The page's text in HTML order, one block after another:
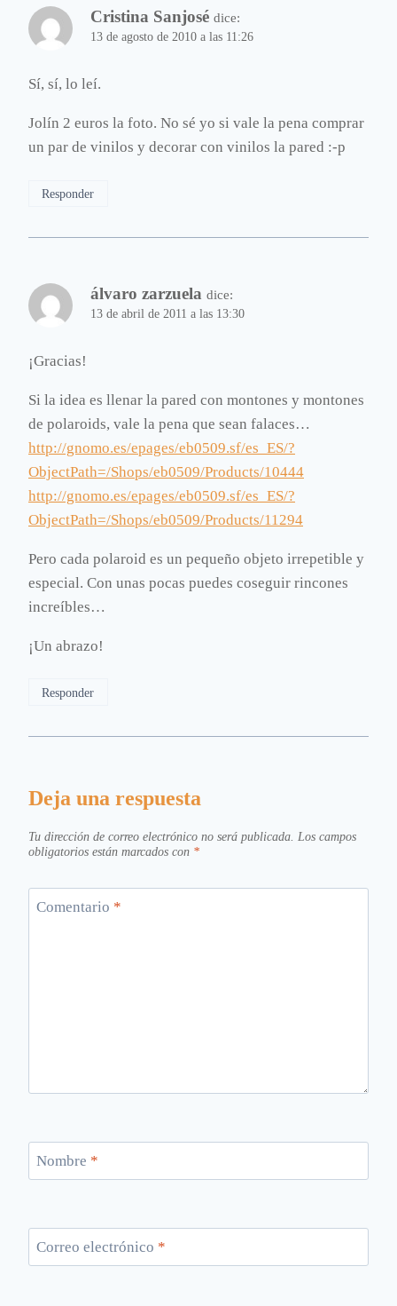
Cristina Sanjosé dice:
13 de agosto de 2010 a las 11:26
Sí, sí, lo leí.
Jolín 2 euros la foto. No sé yo si vale la pena comprar
un par de vinilos y decorar con vinilos la pared :-p
Responder
álvaro zarzuela dice:
13 de abril de 2011 a las 13:30
¡Gracias!
Si la idea es llenar la pared con montones y montones
de polaroids, vale la pena que sean falaces…
http://gnomo.es/epages/eb0509.sf/es_ES/?
ObjectPath=/Shops/eb0509/Products/10444
http://gnomo.es/epages/eb0509.sf/es_ES/?
ObjectPath=/Shops/eb0509/Products/11294
Pero cada polaroid es un pequeño objeto irrepetible y
especial. Con unas pocas puedes coseguir rincones
increíbles…
¡Un abrazo!
Responder
Deja una respuesta
Tu dirección de correo electrónico no será publicada. Los campos
obligatorios están marcados con *
Comentario *
Nombre *
Correo electrónico *